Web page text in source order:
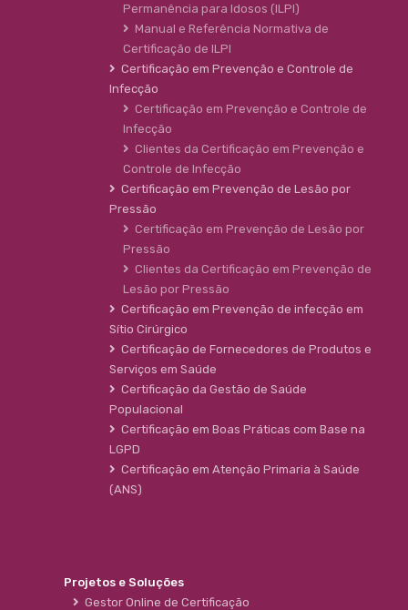
Permanência para Idosos (ILPI)
Manual e Referência Normativa de
Certificação de ILPI
Certificação em Prevenção e Controle de
Infecção
Certificação em Prevenção e Controle de
Infecção
Clientes da Certificação em Prevenção e
Controle de Infecção
Certificação em Prevenção de Lesão por
Pressão
Certificação em Prevenção de Lesão por
Pressão
Clientes da Certificação em Prevenção de
Lesão por Pressão
Certificação em Prevenção de infecção em
Sítio Cirúrgico
Certificação de Fornecedores de Produtos e
Serviços em Saúde
Certificação da Gestão de Saúde
Populacional
Certificação em Boas Práticas com Base na
LGPD
Certificação em Atenção Primaria à Saúde
(ANS)
Projetos e Soluções
Gestor Online de Certificação